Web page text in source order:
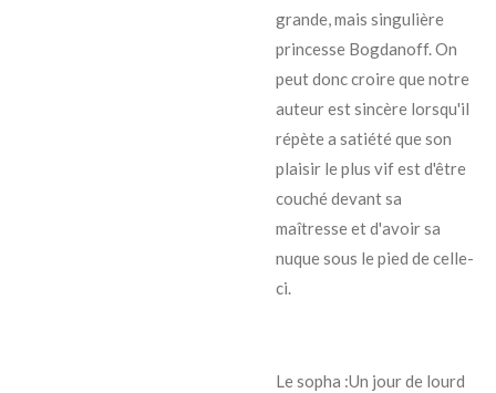
grande, mais singulière
princesse Bogdanoff. On
peut donc croire que notre
auteur est sincère lorsqu'il
répète a satiété que son
plaisir le plus vif est d'être
couché devant sa
maîtresse et d'avoir sa
nuque sous le pied de celle-
ci.
Le sopha :Un jour de lourd